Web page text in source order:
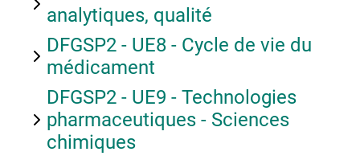
analytiques, qualité
DFGSP2 - UE8 - Cycle de vie du
médicament
DFGSP2 - UE9 - Technologies
pharmaceutiques - Sciences
chimiques